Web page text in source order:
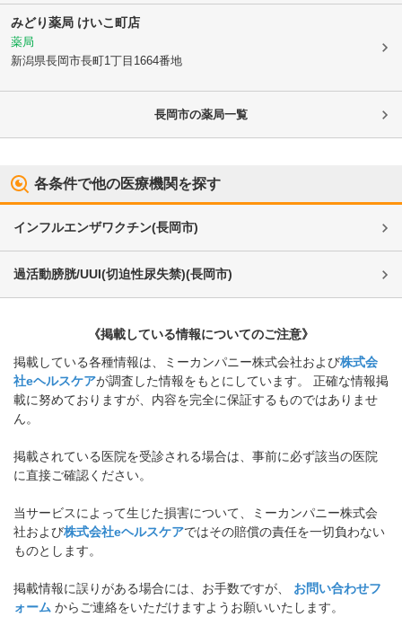
みどり薬局 けいこ町店
薬局
新潟県長岡市長町1丁目1664番地
長岡市の薬局一覧
各条件で他の医療機関を探す
インフルエンザワクチン(長岡市)
過活動膀胱/UUI(切迫性尿失禁)(長岡市)
《掲載している情報についてのご注意》
掲載している各種情報は、ミーカンパニー株式会社および株式会
社eヘルスケアが調査した情報をもとにしています。 正確な情報掲
載に努めておりますが、内容を完全に保証するものではありませ
ん。
掲載されている医院を受診される場合は、事前に必ず該当の医院
に直接ご確認ください。
当サービスによって生じた損害について、ミーカンパニー株式会
社および株式会社eヘルスケアではその賠償の責任を一切負わない
ものとします。
掲載情報に誤りがある場合には、お手数ですが、
お問い合わせフ
ォーム からご連絡をいただけますようお願いいたします。